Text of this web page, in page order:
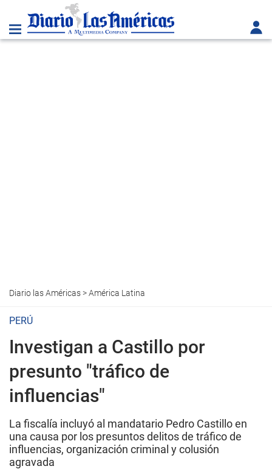
Diario las Américas>América Latina
PERÚ
Investigan a Castillo por
presunto "tráfico de
influencias"
La fiscalía incluyó al mandatario Pedro Castillo en
una causa por los presuntos delitos de tráfico de
influencias, organización criminal y colusión
agravada